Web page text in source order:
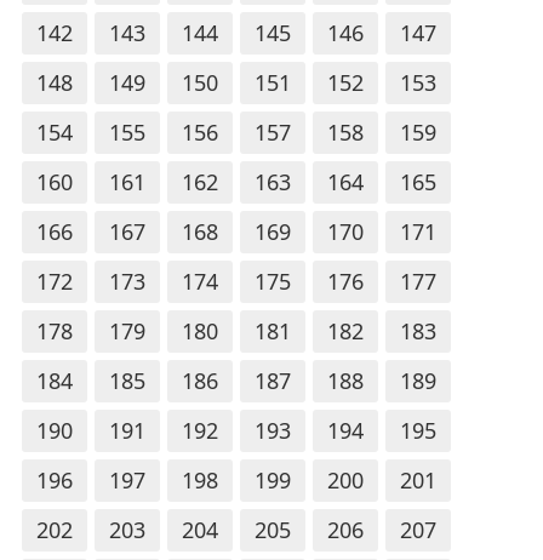
142
143 144 145 146
147
148
149 150 151 152
153
154
155 156 157 158
159
160
161 162 163 164
165
166
167 168 169 170
171
172
173 174 175 176
177
178
179 180 181 182
183
184
185 186 187 188
189
190
191 192 193 194
195
196
197 198 199 200
201
202
203 204 205 206
207